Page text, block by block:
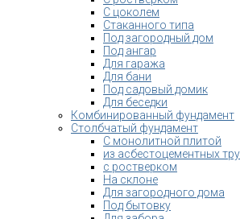
С цоколем
Стаканного типа
Под загородный дом
Под ангар
Для гаража
Для бани
Под садовый домик
Для беседки
Комбинированный фундамент
Столбчатый фундамент
С монолитной плитой
из асбестоцементных
с ростверком
На склоне
Для загородного дома
Под бытовку